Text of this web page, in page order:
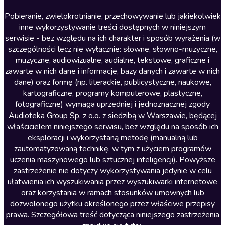
Literatura anglojęzyczna
Literatura faktu
Literatura obyczajowa
Literatura piękna obca
Literatura piękna polska
Nagrania relaksacyjne
Nauka języków
Nauki humanistyczne
Podcasty i audycje
Polityka
Prasa
Religia
Romans
Pobieranie, zwielokrotnianie, przechowywanie lub jakiekolwiek
inne wykorzystywanie treści dostępnych w niniejszym
serwisie - bez względu na ich charakter i sposób wyrażenia (w
szczególności lecz nie wyłącznie: słowne, słowno-muzyczne,
muzyczne, audiowizualne, audialne, tekstowe, graficzne i
zawarte w nich dane i informacje, bazy danych i zawarte w nich
dane) oraz formę (np. literackie, publicystyczne, naukowe,
kartograficzne, programy komputerowe, plastyczne,
fotograficzne) wymaga uprzedniej i jednoznacznej zgody
Audioteka Group Sp. z o.o. z siedzibą w Warszawie, będącej
właścicielem niniejszego serwisu, bez względu na sposób ich
eksploracji i wykorzystaną metodę (manualną lub
zautomatyzowaną technikę, w tym z użyciem programów
uczenia maszynowego lub sztucznej inteligencji). Powyższe
zastrzeżenie nie dotyczy wykorzystywania jedynie w celu
ułatwienia ich wyszukiwania przez wyszukiwarki internetowe
oraz korzystania w ramach stosunków umownych lub
dozwolonego użytku określonego przez właściwe przepisy
prawa. Szczegółowa treść dotycząca niniejszego zastrzeżenia